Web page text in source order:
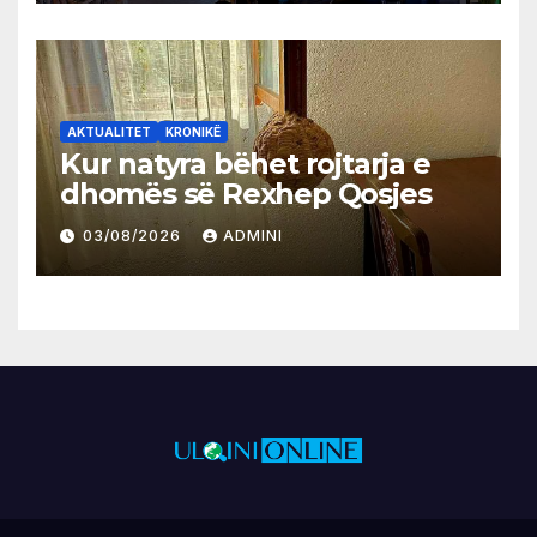
AKTUALITET KRONIKË
Kur natyra bëhet rojtarja e
dhomës së Rexhep Qosjes
03/08/2026 ADMINI